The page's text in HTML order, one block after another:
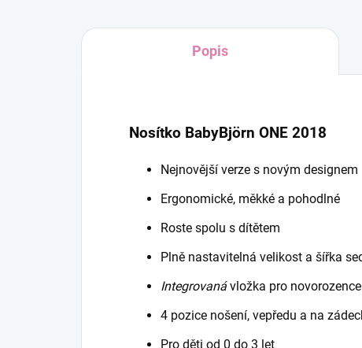
Popis
Nosítko BabyBjörn ONE 2018
Nejnovější verze s novým designem
Ergonomické, měkké a pohodlné
Roste spolu s dítětem
Plně nastavitelná velikost a šířka
Integrovanávložka pro novorozence
4 pozice nošení, vepředu a na
Pro děti od 0 do 3 let